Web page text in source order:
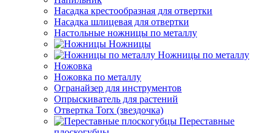
Насадка крестообразная для отвертки
Насадка шлицевая для отвертки
Настольные ножницы по металлу
Ножницы
Ножницы по металлу
Ножовка
Ножовка по металлу
Огранайзер для инструментов
Опрыскиватель для растений
Отвертка Torx (звездочка)
Переставные